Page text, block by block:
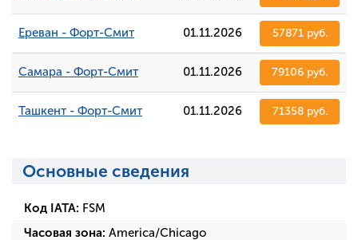
Ереван - Форт-Смит 01.11.2026 57871 руб.
Самара - Форт-Смит 01.11.2026 79106 руб.
Ташкент - Форт-Смит 01.11.2026 71358 руб.
Основные сведения
Код IATA: FSM
Часовая зона: America/Chicago